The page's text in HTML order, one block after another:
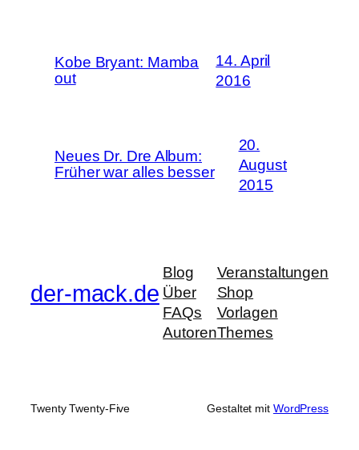
Kobe Bryant: Mamba
out
14. April
2016
Neues Dr. Dre Album:
Früher war alles besser
20.
August
2015
der-mack.de
Blog
Über
FAQs
Autoren
Veranstaltungen
Shop
Vorlagen
Themes
Twenty Twenty-Five Gestaltet mit WordPress